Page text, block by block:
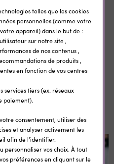
0,35 €
catégorie
telles que les cookies
personnelles (comme votre
appareil) dans le but de :
sur notre site ,
de nos contenus ,
de produits ,
en fonction de vos centres
services tiers (ex. réseaux
paiement).
consentement, utiliser des
et analyser activement les
afin de l’identifier.
personnaliser vos choix. À tout
préférences en cliquant sur le